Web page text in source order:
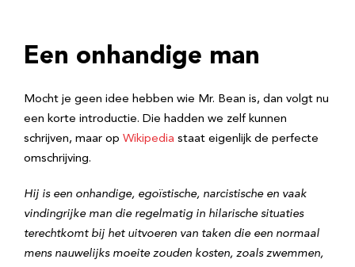
Een onhandige man
Mocht je geen idee hebben wie Mr. Bean is, dan volgt nu
een korte introductie. Die hadden we zelf kunnen
schrijven, maar op Wikipedia staat eigenlijk de perfecte
omschrijving.
Hij is een onhandige, egoïstische, narcistische en vaak
vindingrijke man die regelmatig in hilarische situaties
terechtkomt bij het uitvoeren van taken die een normaal
mens nauwelijks moeite zouden kosten, zoals zwemmen,